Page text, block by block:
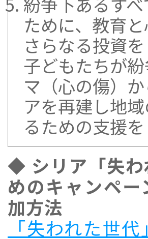
ために、教育
さらなる投資を
子どもたちが
マ（心の傷）
アを再建し地
るための支援を
◆ シリア「失わ
めのキャンペ
加方法
「失われた世